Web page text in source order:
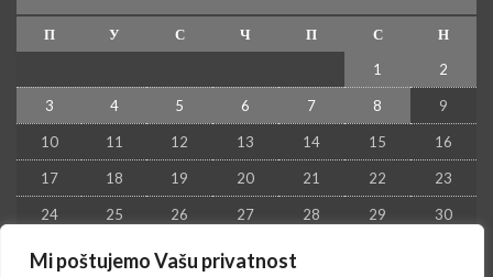
Mi poštujemo Vašu privatnost
П У С Ч П С
Н
1
2
3 4 5 6 7 8 9
10 11 12 13 14 15 16
17 18 19 20 21 22 23
24 25 26 27 28 29 30
31